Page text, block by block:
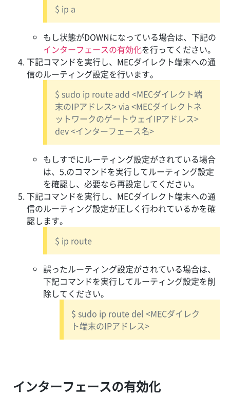
$ ip a
もし状態がDOWNになっている場合は、下記の
インターフェースの有効化を行ってください。
下記コマンドを実行し、MECダイレクト端末への通
信のルーティング設定を行います。
$ sudo ip route add <MECダイレクト端
末のIPアドレス> via <MECダイレクトネ
ットワークのゲートウェイIPアドレス>
dev <インターフェース名>
もしすでにルーティング設定がされている場合
は、5.のコマンドを実行してルーティング設定
を確認し、必要なら再設定してください。
下記コマンドを実行し、MECダイレクト端末への通
信のルーティング設定が正しく行われているかを確
認します。
$ ip route
誤ったルーティング設定がされている場合は、
下記コマンドを実行してルーティング設定を削
除してください。
$ sudo ip route del <MECダイレク
ト端末のIPアドレス>
インターフェースの有効化